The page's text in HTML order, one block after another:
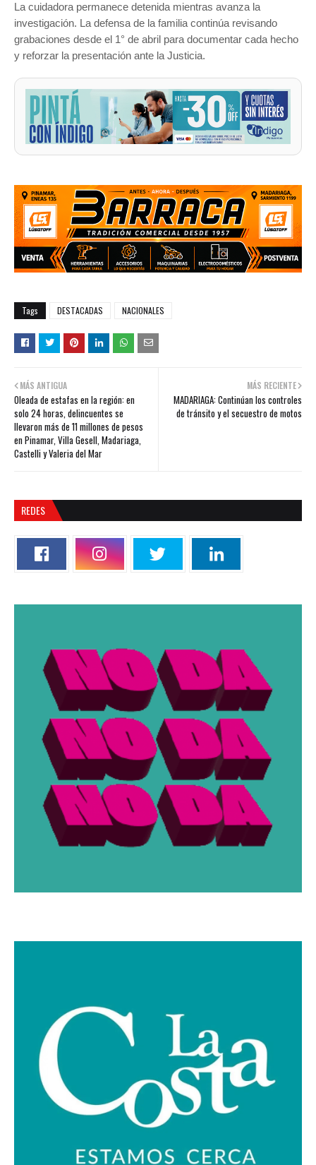
La cuidadora permanece detenida mientras avanza la
investigación. La defensa de la familia continúa revisando
grabaciones desde el 1° de abril para documentar cada hecho
y reforzar la presentación ante la Justicia.
Tags DESTACADAS NACIONALES
MÁS RECIENTE
MADARIAGA: Continúan los controles
de tránsito y el secuestro de motos
MÁS ANTIGUA
Oleada de estafas en la región: en
solo 24 horas, delincuentes se
llevaron más de 11 millones de pesos
en Pinamar, Villa Gesell, Madariaga,
Castelli y Valeria del Mar
REDES